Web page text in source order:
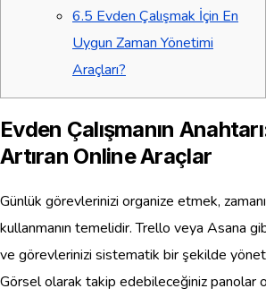
6.5 Evden Çalışmak İçin En
Uygun Zaman Yönetimi
Araçları?
Evden Çalışmanın
Artıran Online Araçlar
Günlük görevlerinizi organize etmek,
kullanmanın temelidir. Trello veya Asana
ve görevlerinizi sistematik bir şekilde
Görsel olarak takip edebileceğiniz panolar